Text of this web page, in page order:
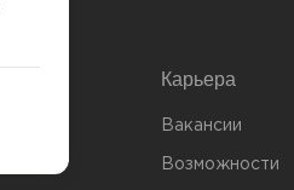
Карьера
Вакансии
Возможности